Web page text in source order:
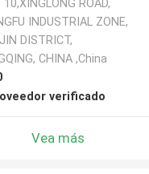
10,XINGLONG ROAD,
INDUSTRIAL ZONE,
DISTRICT,
CHINA ,China
verificado
Vea más